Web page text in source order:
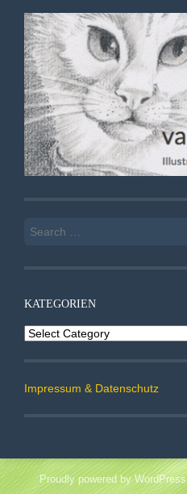
Search
KATEGORIEN
Kategorien
Impressum & Datenschutz
Proudly powered by WordPress